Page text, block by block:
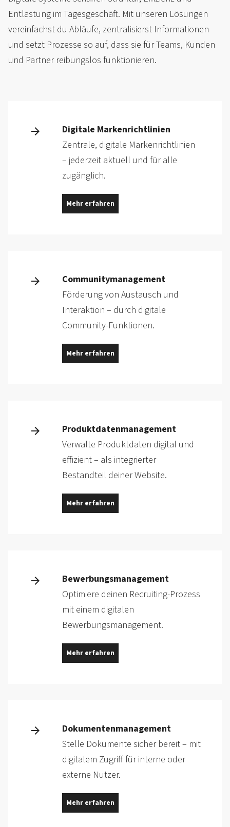
Entlastung im Tagesgeschäft. Mit unseren Lösungen
vereinfachst du Abläufe, zentralisierst Informationen
und setzt Prozesse so auf, dass sie für Teams, Kunden
und Partner reibungslos funktionieren.
Digitale Markenrichtlinien
Zentrale, digitale Markenrichtlinien
– jederzeit aktuell und für alle
zugänglich.
Mehr erfahren
Communitymanagement
Förderung von Austausch und
Interaktion – durch digitale
Community-Funktionen.
Mehr erfahren
Produktdatenmanagement
Verwalte Produktdaten digital und
effizient – als integrierter
Bestandteil deiner Website.
Mehr erfahren
Bewerbungsmanagement
Optimiere deinen Recruiting-Prozess
mit einem digitalen
Bewerbungsmanagement.
Mehr erfahren
Dokumentenmanagement
Stelle Dokumente sicher bereit – mit
digitalem Zugriff für interne oder
externe Nutzer.
Mehr erfahren